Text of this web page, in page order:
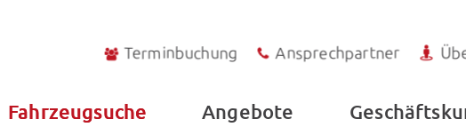
Terminbuchung Ansprechpartner
Fahrzeugsuche Angebote